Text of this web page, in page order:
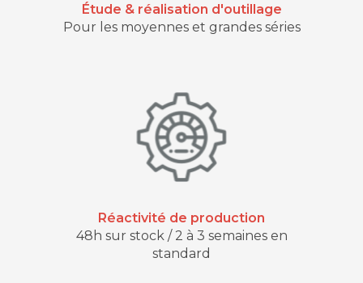
Étude & réalisation d'outillage
Pour les moyennes et grandes séries
Réactivité de production
48h sur stock / 2 à 3 semaines en
standard